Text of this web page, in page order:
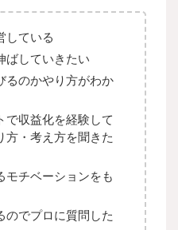
している
ばしていきたい
るのかやり方がわか
で収益化を経験して
方・考え方を聞きた
モチベーションをも
のでプロに質問した